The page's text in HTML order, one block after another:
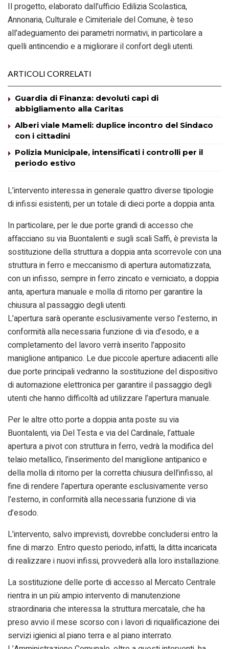
Il progetto, elaborato dall’ufficio Edilizia Scolastica,
Annonaria, Culturale e Cimiteriale del Comune, è teso
all’adeguamento dei parametri normativi, in particolare a
quelli antincendio e a migliorare il confort degli utenti.
ARTICOLI CORRELATI
Guardia di Finanza: devoluti capi di
abbigliamento alla Caritas
Alberi viale Mameli: duplice incontro del Sindaco
con i cittadini
Polizia Municipale, intensificati i controlli per il
periodo estivo
L’intervento interessa in generale quattro diverse tipologie
di infissi esistenti, per un totale di dieci porte a doppia anta.
In particolare, per le due porte grandi di accesso che
affacciano su via Buontalenti e sugli scali Saffi, è prevista la
sostituzione della struttura a doppia anta scorrevole con una
struttura in ferro e meccanismo di apertura automatizzata,
con un infisso, sempre in ferro zincato e verniciato, a doppia
anta, apertura manuale e molla di ritorno per garantire la
chiusura al passaggio degli utenti.
L’apertura sarà operante esclusivamente verso l’esterno, in
conformità alla necessaria funzione di via d’esodo, e a
completamento del lavoro verrà inserito l’apposito
maniglione antipanico. Le due piccole aperture adiacenti alle
due porte principali vedranno la sostituzione del dispositivo
di automazione elettronica per garantire il passaggio degli
utenti che hanno difficoltà ad utilizzare l’apertura manuale.
Per le altre otto porte a doppia anta poste su via
Buontalenti, via Del Testa e via del Cardinale, l’attuale
apertura a pivot con struttura in ferro, vedrà la modifica del
telaio metallico, l’inserimento del maniglione antipanico e
della molla di ritorno per la corretta chiusura dell’infisso, al
fine di rendere l’apertura operante esclusivamente verso
l’esterno, in conformità alla necessaria funzione di via
d’esodo.
L’intervento, salvo imprevisti, dovrebbe concludersi entro la
fine di marzo. Entro questo periodo, infatti, la ditta incaricata
di realizzare i nuovi infissi, provvederà alla loro installazione.
La sostituzione delle porte di accesso al Mercato Centrale
rientra in un più ampio intervento di manutenzione
straordinaria che interessa la struttura mercatale, che ha
preso avvio il mese scorso con i lavori di riqualificazione dei
servizi igienici al piano terra e al piano interrato.